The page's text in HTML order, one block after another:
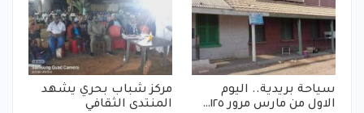
سياحة بريدية.. اليوم
الاول من مارس مرور ١٢٥…
مركز شباب بحري يشهد
المنتدى الثقافي